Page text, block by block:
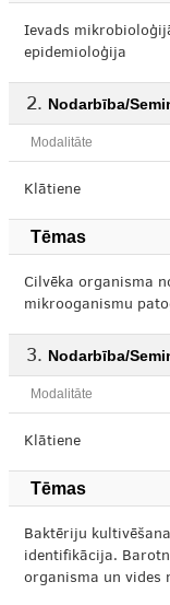
Ievads
epidemioloģija
Nodarbība/
Modalitāte
Klātiene
Tēmas
Cilvēka organisma
mikrooganismu
Nodarbība/
Modalitāte
Klātiene
Tēmas
Baktēriju
identifikācija.
organisma un vides